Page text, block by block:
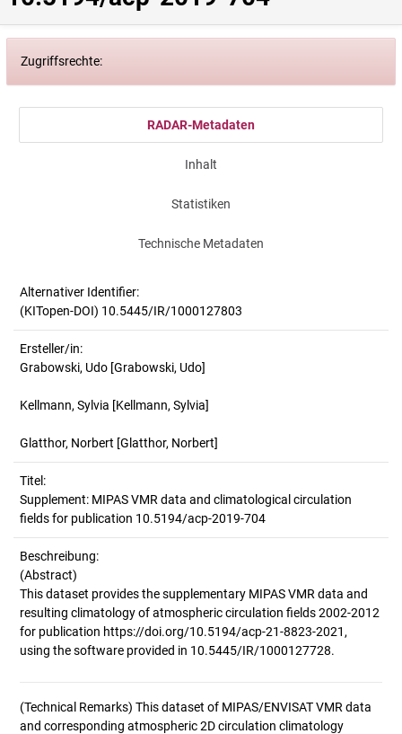
Zugriffsrechte:
RADAR-Metadaten
Inhalt
Statistiken
Technische Metadaten
Alternativer Identifier:
(KITopen-DOI) 10.5445/IR/1000127803
Ersteller/in:
Grabowski, Udo [Grabowski, Udo]
Kellmann, Sylvia [Kellmann, Sylvia]
Glatthor, Norbert [Glatthor, Norbert]
Titel:
Supplement: MIPAS VMR data and climatological circulation
fields for publication 10.5194/acp-2019-704
Beschreibung:
(Abstract)
This dataset provides the supplementary MIPAS VMR data and
resulting climatology of atmospheric circulation fields 2002-2012
for publication https://doi.org/10.5194/acp-21-8823-2021,
(Technical Remarks) This dataset of MIPAS/ENVISAT VMR data
and corresponding atmospheric 2D circulation climatology